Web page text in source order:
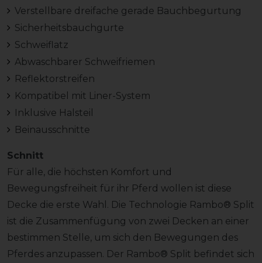
Verstellbare dreifache gerade Bauchbegurtung
Sicherheitsbauchgurte
Schweiflatz
Abwaschbarer Schweifriemen
Reflektorstreifen
Kompatibel mit Liner-System
Inklusive Halsteil
Beinausschnitte
Schnitt
Für alle, die höchsten Komfort und
Bewegungsfreiheit für ihr Pferd wollen ist diese
Decke die erste Wahl. Die Technologie Rambo® Split
ist die Zusammenfügung von zwei Decken an einer
bestimmen Stelle, um sich den Bewegungen des
Pferdes anzupassen. Der Rambo® Split befindet sich